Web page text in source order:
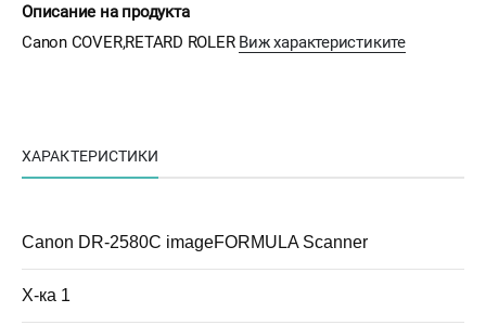
Описание на продукта
Canon COVER,RETARD ROLER Виж характеристиките
ХАРАКТЕРИСТИКИ
Canon DR-2580C imageFORMULA Scanner
Х-ка 1